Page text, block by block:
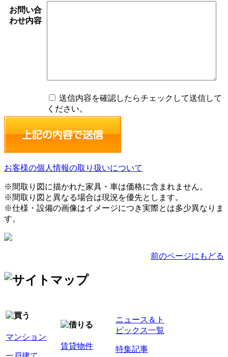
お問い合
わせ内容
送信内容を確認したらチェックして送信して
ください。
お客様の個人情報の取り扱いについて
※間取り図に描かれた家具・車は価格に含まれません。
※間取り図と異なる場合は現況を優先とします。
※仕様・設備の画像はイメージにつき実際とは多少異なりま
す。
前のページにもどる
マンション
賃貸物件
ニュース＆ト
ピックス一覧
特集記事